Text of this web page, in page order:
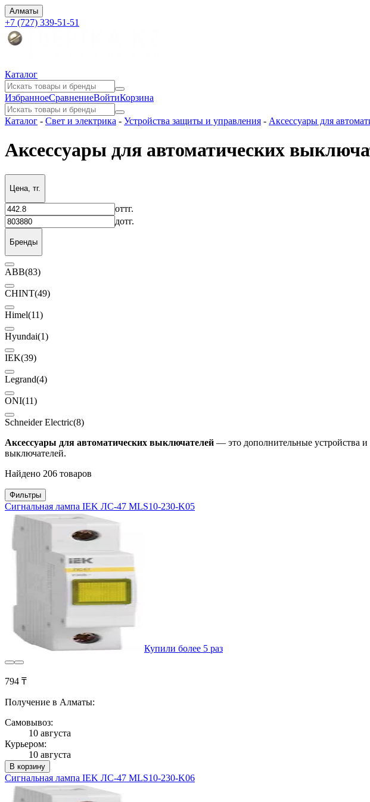
Алматы
+7 (727) 339-51-51
Каталог
ИзбранноеСравнениеВойтиКорзина
Каталог - Свет и электрика - Устройства защиты и управления - Аксессуары для
Аксессуары для автоматических
Цена, тг.
оттг.
дотг.
Бренды
ABB(83)
CHINT(49)
Himel(11)
Hyundai(1)
IEK(39)
Legrand(4)
ONI(11)
Schneider Electric(8)
Аксессуары для автоматических выключателей — это дополнительные устройства
выключателей.
Найдено 206 товаров
Фильтры
Сигнальная лампа IEK ЛС-47 MLS10-230-K05
Купили более 5 раз
794 ₸
Получение в Алматы:
Самовывоз:
10 августа
Курьером:
10 августа
В корзину
Сигнальная лампа IEK ЛС-47 MLS10-230-K06